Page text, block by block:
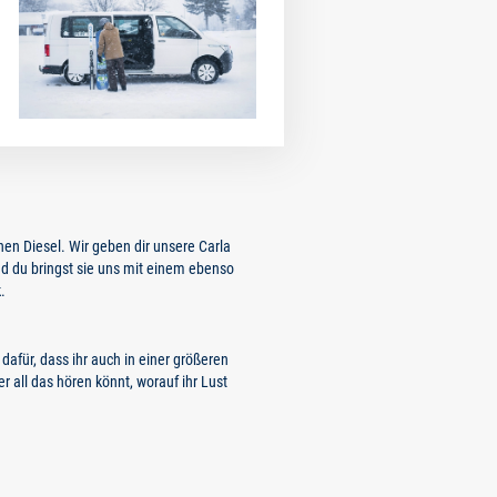
Diesel. Wir geben dir unsere Carla
du bringst sie uns mit einem ebenso
dass ihr auch in einer größeren
all das hören könnt, worauf ihr Lust